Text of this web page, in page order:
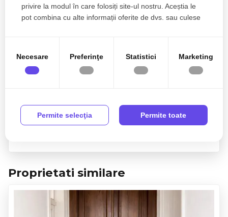
Sunt de acord cu prelucrarea datelor conform
politicii
de confidentialitate
Proprietati similare
privire la modul în care folosiți site-ul nostru. Aceștia le
pot combina cu alte informații oferite de dvs. sau culese
Necesare Preferinţe Statistici Marketing
Permite selecţia Permite toate